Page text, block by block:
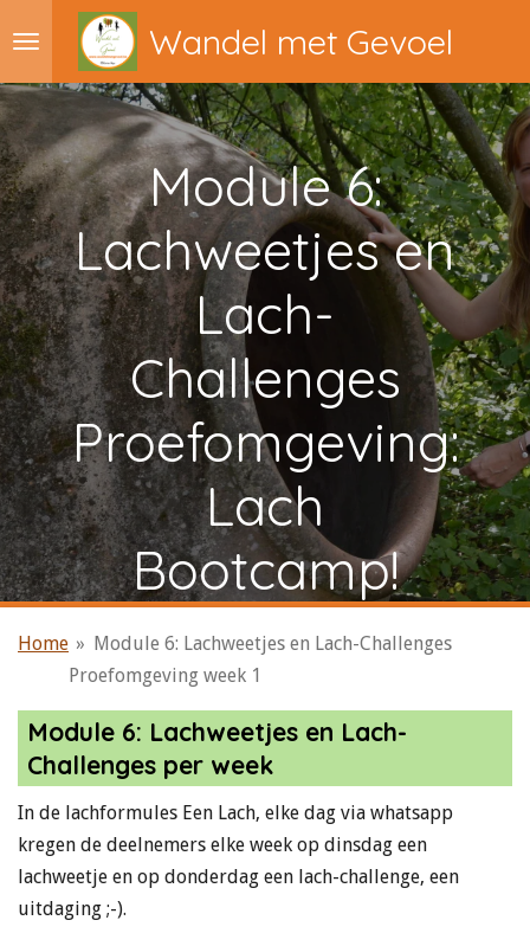
naar
hoofdinhoud
Wandel met Gevoel
Module 6:
Lachweetjes en
Lach-
Challenges
Proefomgeving:
Lach
Bootcamp!
Home » Module 6: Lachweetjes en Lach-Challenges
Proefomgeving week 1
Module 6: Lachweetjes en Lach-
Challenges per week
In de lachformules Een Lach, elke dag via whatsapp
kregen de deelnemers elke week op dinsdag een
lachweetje en op donderdag een lach-challenge, een
uitdaging ;-).